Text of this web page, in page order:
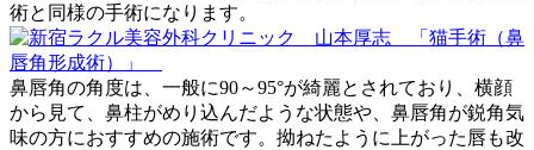
術と同様の手術になります。
鼻唇角の角度は、一般に90～95°が綺麗とされており、横顔
から見て、鼻柱がめり込んだような状態や、鼻唇角が鋭角気
味の方におすすめの施術です。拗ねたように上がった唇も改